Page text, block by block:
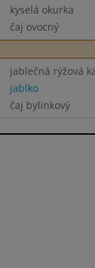
kyselá okurka
čaj ovocný
jablečná rýžová
jablko
čaj bylinkový